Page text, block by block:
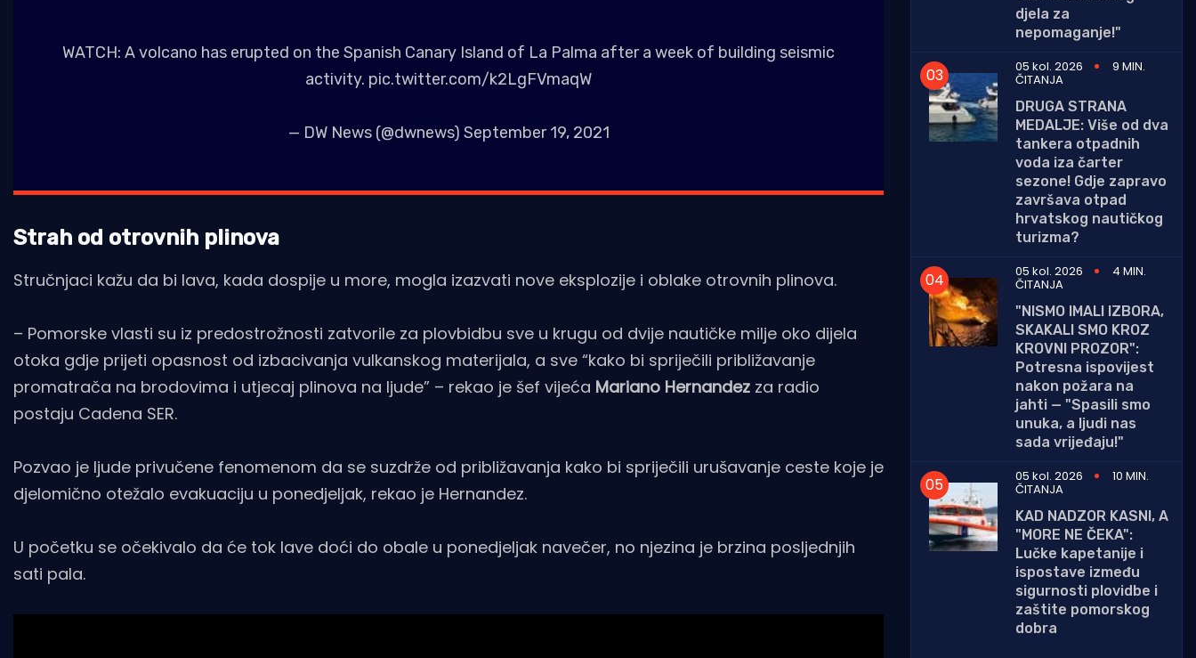
WATCH: A volcano has erupted on the Spanish Canary Island of La Palma after a week of building seismic
activity. pic.twitter.com/k2LgFVmaqW
— DW News (@dwnews) September 19, 2021
Strah od otrovnih plinova
Stručnjaci kažu da bi lava, kada dospije u more, mogla izazvati nove eksplozije i oblake otrovnih plinova.
– Pomorske vlasti su iz predostrožnosti zatvorile za plovbidbu sve u krugu od dvije nautičke milje oko dijela
otoka gdje prijeti opasnost od izbacivanja vulkanskog materijala, a sve “kako bi spriječili približavanje
promatrača na brodovima i utjecaj plinova na ljude” – rekao je šef vijeća Mariano Hernandez za radio
postaju Cadena SER.
Pozvao je ljude privučene fenomenom da se suzdrže od približavanja kako bi spriječili urušavanje ceste koje je
djelomično otežalo evakuaciju u ponedjeljak, rekao je Hernandez.
U početku se očekivalo da će tok lave doći do obale u ponedjeljak navečer, no njezina je brzina posljednjih
sati pala.
djela za
nepomaganje!"
05 kol. 2026
9 MIN.
ČITANJA
DRUGA STRANA
MEDALJE: Više od dva
tankera otpadnih
voda iza čarter
sezone! Gdje zapravo
završava otpad
hrvatskog nautičkog
turizma?
05 kol. 2026
4 MIN.
ČITANJA
"NISMO IMALI IZBORA,
SKAKALI SMO KROZ
KROVNI PROZOR":
Potresna ispovijest
nakon požara na
jahti — "Spasili smo
unuka, a ljudi nas
sada vrijeđaju!"
05 kol. 2026
10 MIN.
ČITANJA
KAD NADZOR KASNI, A
"MORE NE ČEKA":
Lučke kapetanije i
ispostave između
sigurnosti plovidbe i
zaštite pomorskog
dobra